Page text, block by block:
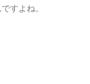
すよね。